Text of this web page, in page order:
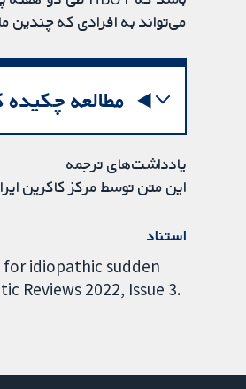
می‌تواند به افرادی که چندین
مطالعه چکیده
یادداشت‌های ترجمه
این متن توسط مرکز کاکرین
استناد
for idiopathic sudden
Reviews 2022, Issue 3.